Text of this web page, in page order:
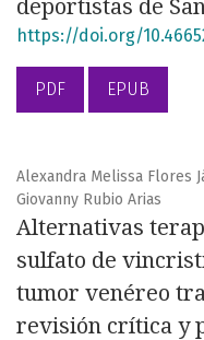
deportistas de
https://doi.org/
PDF EPUB
Alexandra Melissa Flores
Giovanny Rubio Arias
Alternativas
sulfato de
tumor venéreo
revisión crítica y